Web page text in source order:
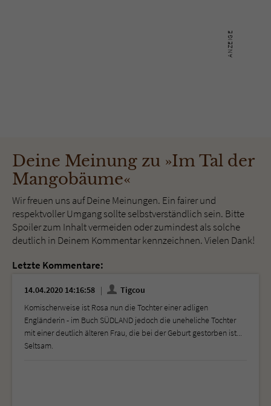
Deine Meinung zu »Im Tal der
Mangobäume«
Wir freuen uns auf Deine Meinungen. Ein fairer und
respektvoller Umgang sollte selbstverständlich sein. Bitte
Spoiler zum Inhalt vermeiden oder zumindest als solche
deutlich in Deinem Kommentar kennzeichnen. Vielen Dank!
Letzte Kommentare:
14.04.2020 14:16:58
Tigcou
Komischerweise ist Rosa nun die Tochter einer adligen
Engländerin - im Buch SÜDLAND jedoch die uneheliche Tochter
mit einer deutlich älteren Frau, die bei der Geburt gestorben ist...
Seltsam.